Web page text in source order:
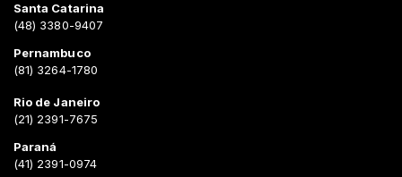
Santa Catarina
(48) 3380-9407
Pernambuco
(81) 3264-1780
Rio de Janeiro
(21) 2391-7675
Paraná
(41) 2391-0974